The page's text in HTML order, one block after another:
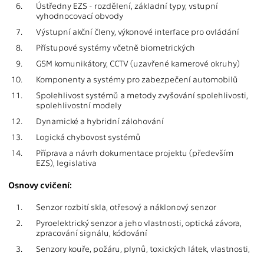
6.
Ústředny EZS - rozdělení, základní typy, vstupní
vyhodnocovací obvody
7.
Výstupní akční členy, výkonové interface pro ovládání
8.
Přístupové systémy včetně biometrických
9.
GSM komunikátory, CCTV (uzavřené kamerové okruhy)
10.
Komponenty a systémy pro zabezpečení automobilů
11.
Spolehlivost systémů a metody zvyšování spolehlivosti,
spolehlivostní modely
12.
Dynamické a hybridní zálohování
13.
Logická chybovost systémů
14.
Příprava a návrh dokumentace projektu (především
EZS), legislativa
Osnovy cvičení:
1.
Senzor rozbití skla, otřesový a náklonový senzor
2.
Pyroelektrický senzor a jeho vlastnosti, optická závora,
zpracování signálu, kódování
3.
Senzory kouře, požáru, plynů, toxických látek, vlastnosti,